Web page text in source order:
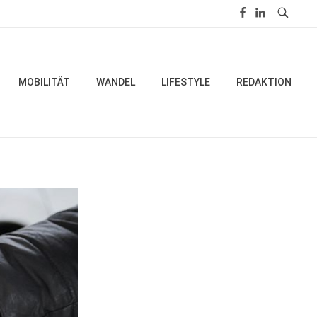
MOBILITÄT WANDEL LIFESTYLE REDAKTION